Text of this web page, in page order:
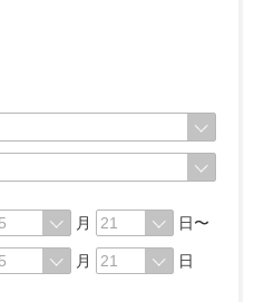
月
日〜
月 日